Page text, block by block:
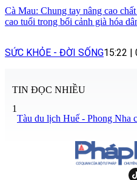
Cà Mau: Chung tay nâng cao
cao tuổi trong bối cảnh già hóa
SỨC KHỎE - ĐỜI SỐNG15:22
TIN ĐỌC NHIỀU
1
Tàu du lịch Huế - Phong Nha